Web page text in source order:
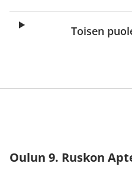
Toisen
Oulun 9. Ruskon